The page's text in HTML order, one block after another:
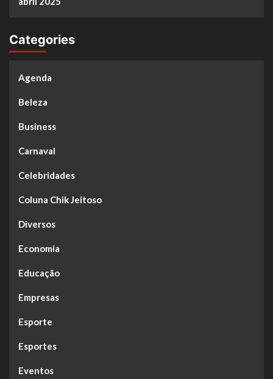
Categories
Agenda
Beleza
Business
Carnaval
Celebridades
Coluna Chik Jeitoso
Diversos
Economia
Educação
Empresas
Esporte
Esportes
Eventos